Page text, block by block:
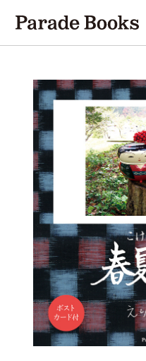
本を探す
新刊・近刊のお知
おすすめ！この一冊
小説
エッセイ・詩・ノン
趣味・カルチャー